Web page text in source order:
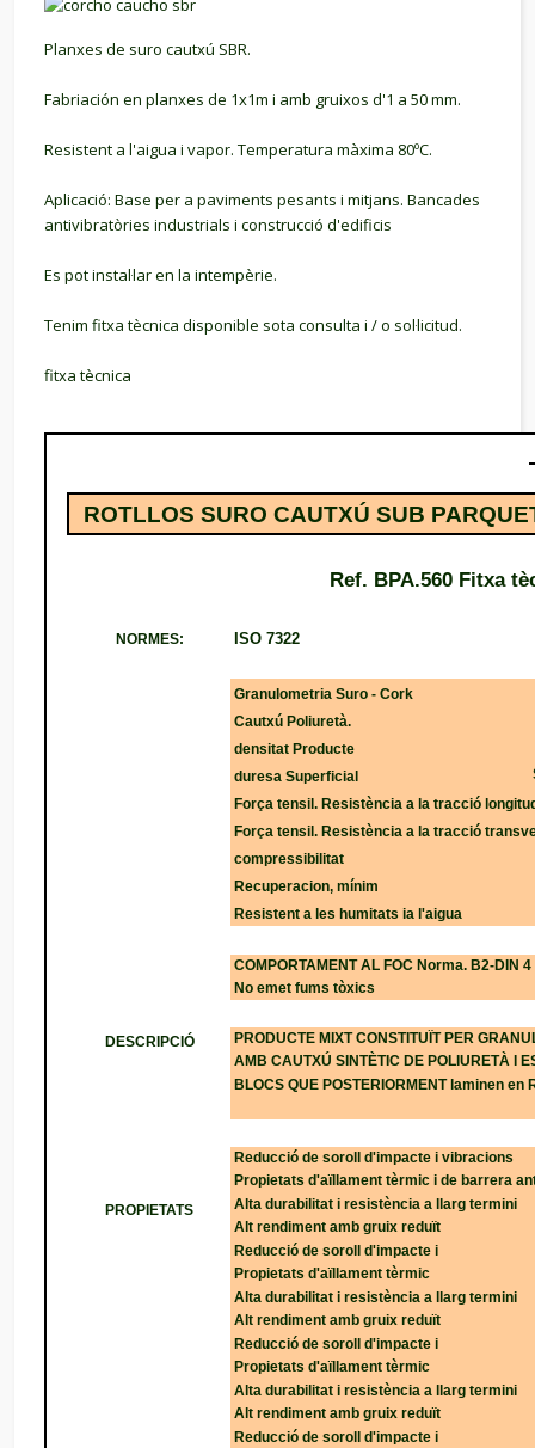
Planxes de suro cautxú SBR.
Fabriación en planxes de 1x1m i amb gruixos d'1 a 50 mm.
Resistent a l'aigua i vapor. Temperatura màxima 80ºC.
Aplicació: Base per a paviments pesants i mitjans. Bancades
antivibratòries industrials i construcció d'edificis
Es pot instal·lar en la intempèrie.
Tenim fitxa tècnica disponible sota consulta i / o sol·licitud.
fitxa tècnica
ROTLLOS SURO CAUTXÚ SUB
Ref. BPA.560 Fitxa
NORMES: ISO 7322
Granulometria Suro - Cork
Cautxú Poliuretà.
densitat Producte
duresa Superficial
Força tensil. Resistència a la tracció
Força tensil. Resistència a la tracció
compressibilitat
Recuperacion, mínim
Resistent a les humitats ia l'aigua
COMPORTAMENT AL FOC Norma. B2-DIN
No emet fums tòxics
DESCRIPCIÓ
PRODUCTE MIXT CONSTITUÏT PER
AMB CAUTXÚ SINTÈTIC DE POLIURETÀ I
BLOCS QUE POSTERIORMENT laminen en
PROPIETATS
Reducció de soroll d'impacte i vibracions
Propietats d'aïllament tèrmic i de barrera
Alta durabilitat i resistència a llarg termini
Alt rendiment amb gruix reduït
Reducció de soroll d'impacte i
Propietats d'aïllament tèrmic
Alta durabilitat i resistència a llarg termini
Alt rendiment amb gruix reduït
Reducció de soroll d'impacte i
Propietats d'aïllament tèrmic
Alta durabilitat i resistència a llarg termini
Alt rendiment amb gruix reduït
Reducció de soroll d'impacte i